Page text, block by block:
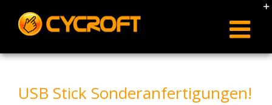
content
USB Stick Sonderanfertigungen!